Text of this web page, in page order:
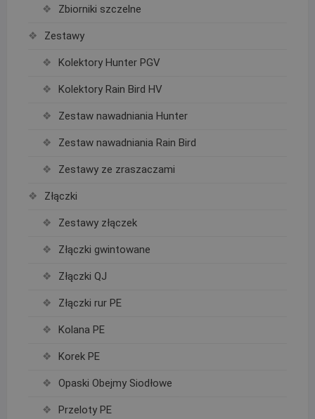
Zbiorniki szczelne
Zestawy
Kolektory Hunter PGV
Kolektory Rain Bird HV
Zestaw nawadniania Hunter
Zestaw nawadniania Rain Bird
Zestawy ze zraszaczami
Złączki
Zestawy złączek
Złączki gwintowane
Złączki QJ
Złączki rur PE
Kolana PE
Korek PE
Opaski Obejmy Siodłowe
Przeloty PE